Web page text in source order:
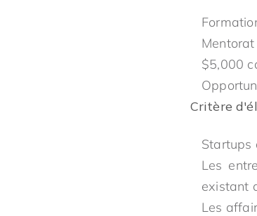
Mentorat
$5,000
Critère
Startups
Les
existant
Les